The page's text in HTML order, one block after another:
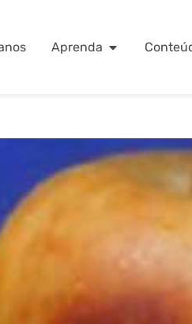
Aprenda